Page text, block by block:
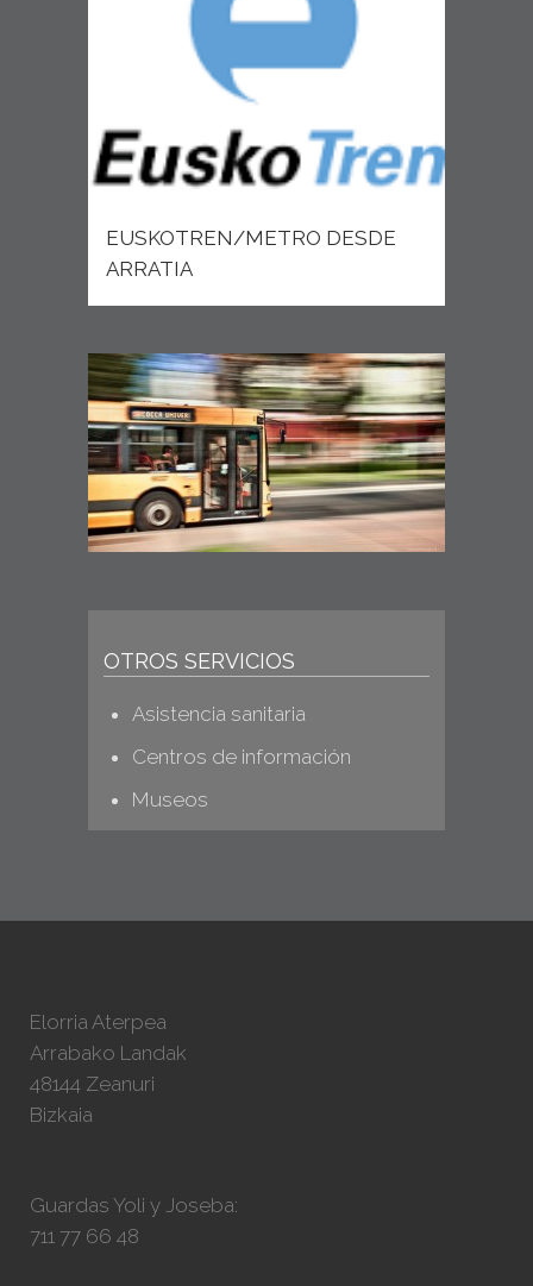
EUSKOTREN/METRO DESDE
ARRATIA
OTROS SERVICIOS
Asistencia sanitaria
Centros de información
Museos
Elorria Aterpea
Arrabako Landak
48144 Zeanuri
Bizkaia
Guardas Yoli y Joseba:
711 77 66 48